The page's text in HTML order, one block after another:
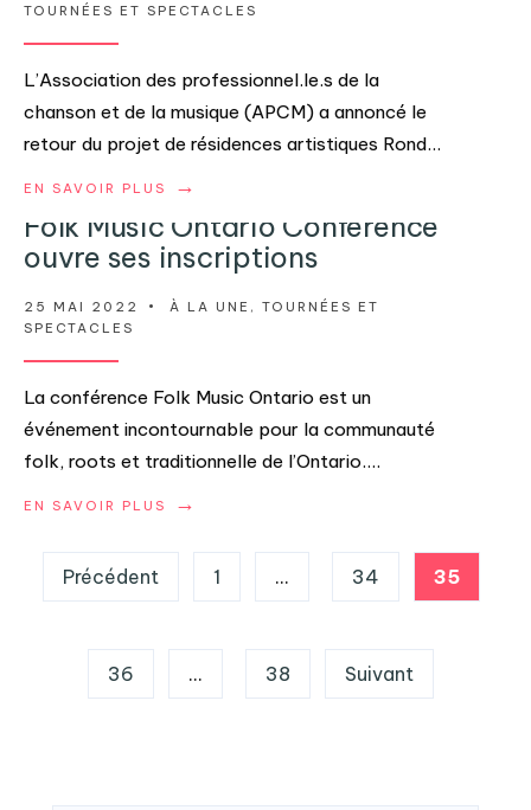
TOURNÉES ET SPECTACLES
L’Association des professionnel.le.s de la
chanson et de la musique (APCM) a annoncé le
retour du projet de résidences artistiques Rond...
EN SAVOIR PLUS →
Folk Music Ontario Conference
ouvre ses inscriptions
25 MAI 2022 • À LA UNE , TOURNÉES ET
SPECTACLES
La conférence Folk Music Ontario est un
événement incontournable pour la communauté
folk, roots et traditionnelle de l’Ontario....
EN SAVOIR PLUS →
Pagination
des
publications
Précédent 1 … 34 35
36 … 38 Suivant